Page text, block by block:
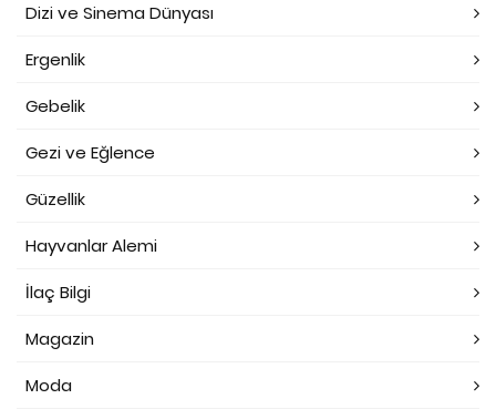
Dizi ve Sinema Dünyası
Ergenlik
Gebelik
Gezi ve Eğlence
Güzellik
Hayvanlar Alemi
İlaç Bilgi
Magazin
Moda